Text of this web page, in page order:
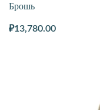
Брошь
₽13,780.00